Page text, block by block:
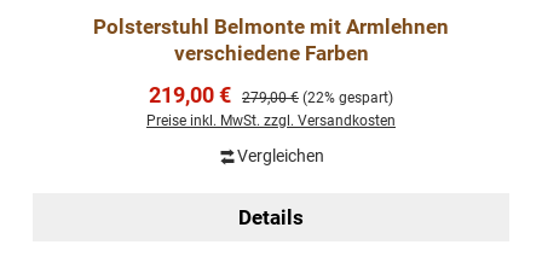
Polsterstuhl Belmonte mit Armlehnen
verschiedene Farben
Verkaufspreis:
219,00 € Regulärer Preis:
279,00 € (22% gespart)
Preise inkl. MwSt. zzgl. Versandkosten
Vergleichen
Details